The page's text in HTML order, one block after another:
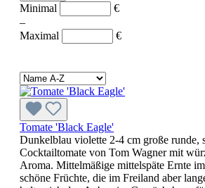
Minimal
€
–
Maximal
€
Tomate 'Black Eagle'
Dunkelblau violette 2-4 cm große runde,
Cocktailtomate von Tom Wagner mit
Aroma. Mittelmäßige mittelspäte Ernte
schöne Früchte, die im Freiland aber